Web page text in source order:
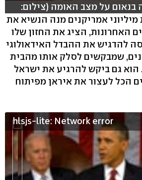
hlsjs-lite: Network error
בנאום על מצב האומה (צילום:
אמריקנים מנה הנשיא את
האחרונות, הציג את החזון שלו
להדגיש את ההבדל האידאולוגי
שמבקשים לסלק אותו מהבית
בנובמבר 2012. הוא גם ביקש להרגיע את ישראל
הכל לעצור את איראן מפיתוח
hlsjs-lite: Network error